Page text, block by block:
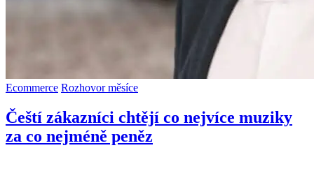
Ecommerce Rozhovor měsíce
Čeští zákazníci chtějí co nejvíce muziky
za co nejméně peněz